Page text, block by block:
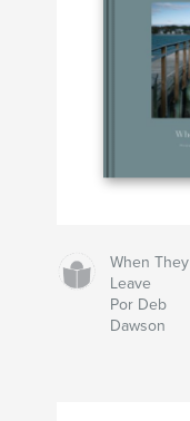
When They
Leave
Por Deb
Dawson